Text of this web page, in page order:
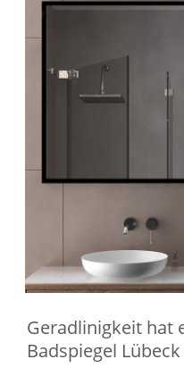
Geradlinigkeit hat
Badspiegel Lübeck